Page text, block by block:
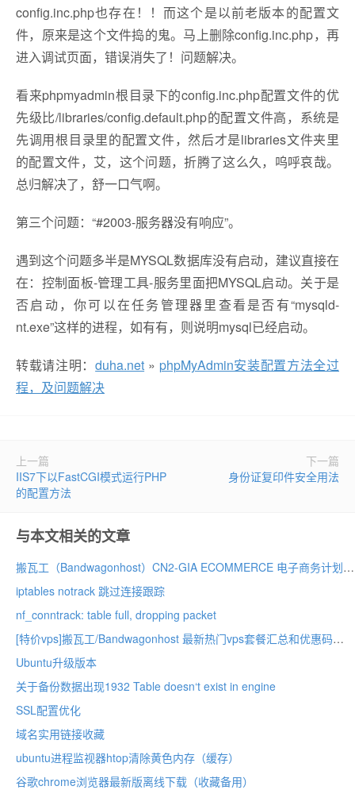
config.inc.php也存在！！而这个是以前老版本的配置文
件，原来是这个文件捣的鬼。马上删除config.inc.php，再
进入调试页面，错误消失了！问题解决。
看来phpmyadmin根目录下的config.inc.php配置文件的优
先级比/libraries/config.default.php的配置文件高，系统是
先调用根目录里的配置文件，然后才是libraries文件夹里
的配置文件，艾，这个问题，折腾了这么久，呜呼哀哉。
总归解决了，舒一口气啊。
第三个问题：“#2003-服务器没有响应”。
遇到这个问题多半是MYSQL数据库没有启动，建议直接在
在：控制面板-管理工具-服务里面把MYSQL启动。关于是
否启动，你可以在任务管理器里查看是否有“mysqld-
nt.exe”这样的进程，如有有，则说明mysql已经启动。
转载请注明：duha.net » phpMyAdmin安装配置方法全过
程，及问题解决
上一篇
IIS7下以FastCGI模式运行PHP
的配置方法
下一篇
身份证复印件安全用法
与本文相关的文章
搬瓦工（Bandwagonhost）CN2‑GIA ECOMMERCE 电子商务计划
iptables notrack 跳过连接跟踪
nf_conntrack: table full, dropping packet
[特价vps]搬瓦工/Bandwagonhost 最新热门vps套餐汇总和优惠码
Ubuntu升级版本
关于备份数据出现1932 Table doesn‘t exist in engine
SSL配置优化
域名实用链接收藏
ubuntu进程监视器htop清除黄色内存（缓存）
谷歌chrome浏览器最新版离线下载（收藏备用）